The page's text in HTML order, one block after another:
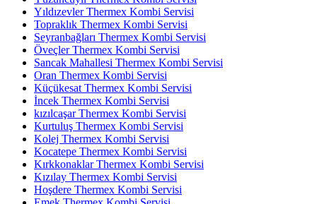
Yıldızevler Thermex Kombi Servisi
Topraklık Thermex Kombi Servisi
Seyranbağları Thermex Kombi Servisi
Öveçler Thermex Kombi Servisi
Sancak Mahallesi Thermex Kombi Servisi
Oran Thermex Kombi Servisi
Küçükesat Thermex Kombi Servisi
İncek Thermex Kombi Servisi
kızılcaşar Thermex Kombi Servisi
Kurtuluş Thermex Kombi Servisi
Kolej Thermex Kombi Servisi
Kocatepe Thermex Kombi Servisi
Kırkkonaklar Thermex Kombi Servisi
Kızılay Thermex Kombi Servisi
Hoşdere Thermex Kombi Servisi